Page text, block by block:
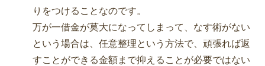
りをつけることなのです。
万が一借金が莫大になってしまって、なす術がない
という場合は、任意整理という方法で、頑張れば返
すことができる金額まで抑えることが必要ではない